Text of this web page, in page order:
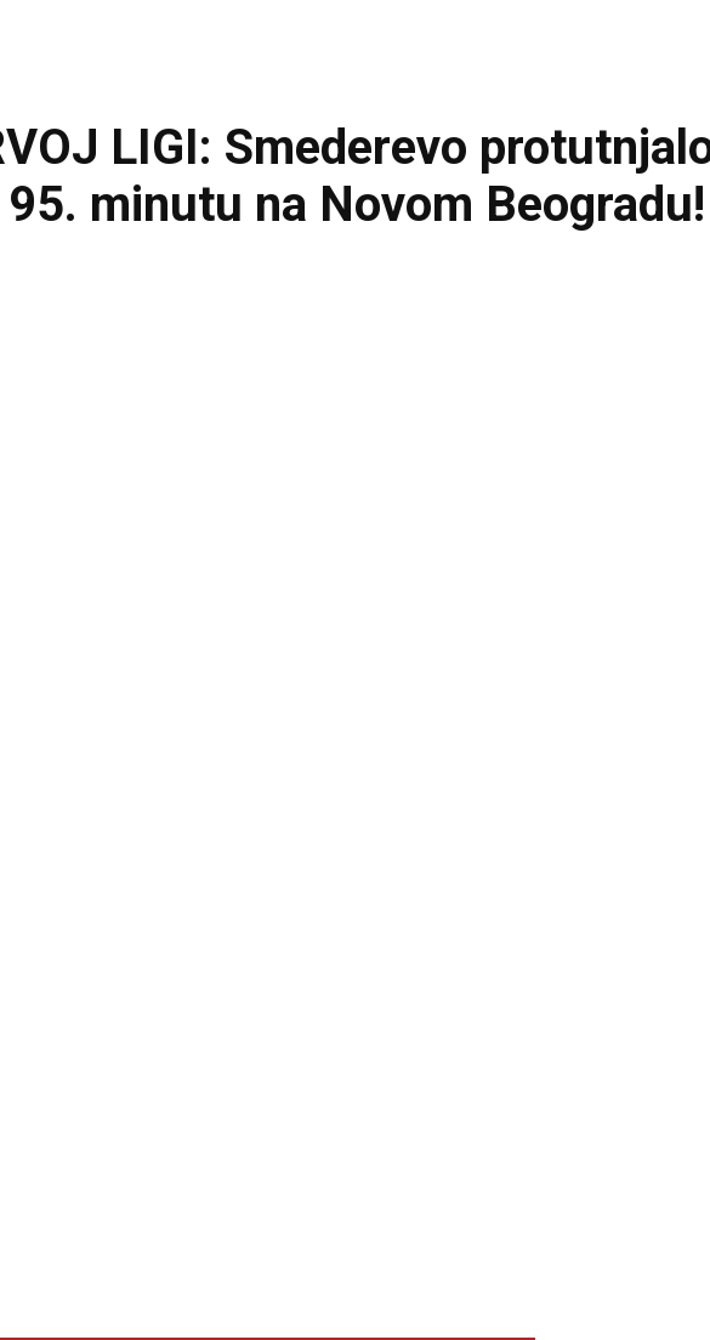
LIGI: Smederevo
minutu na Novom Beogradu!